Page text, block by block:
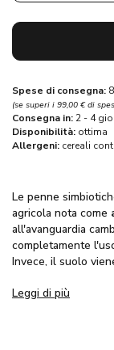
Spese di consegna:
(se superi i 99,00 € di
Consegna in: 2 - 4
Disponibilità: ottima
Allergeni: cereali
Le penne
agricola nota come
all'avanguardia
completamente
Invece, il suolo
Leggi di più